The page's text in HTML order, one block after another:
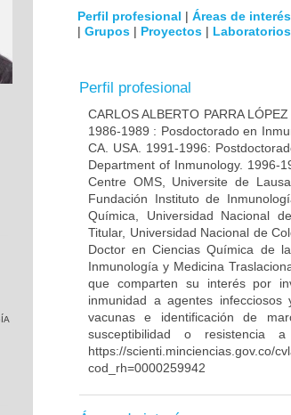
Perfil profesional | Áreas de interés
| Grupos | Proyectos | Laboratorios
Perfil profesional
CARLOS ALBERTO PARRA
1986-1989 : Posdoctorado en
CA. USA. 1991-1996:
Department of Inmunology. 1996-
Centre OMS, Universite de
Fundación Instituto de
Química, Universidad Nacional
Titular, Universidad Nacional de
Doctor en Ciencias Química de
Inmunología y Medicina
que comparten su interés por
inmunidad a agentes
vacunas e identificación de
susceptibilidad o resistencia
https://scienti.minciencias.gov.co/
cod_rh=0000259942